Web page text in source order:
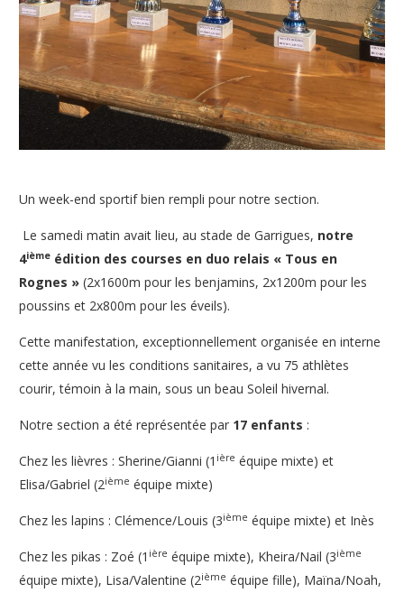
Un week-end sportif bien rempli pour notre section.
Le samedi matin avait lieu, au stade de Garrigues, notre
4ième édition des courses en duo relais « Tous en
Rognes » (2x1600m pour les benjamins, 2x1200m pour les
poussins et 2x800m pour les éveils).
Cette manifestation, exceptionnellement organisée en interne
cette année vu les conditions sanitaires, a vu 75 athlètes
courir, témoin à la main, sous un beau Soleil hivernal.
Notre section a été représentée par 17 enfants :
Chez les lièvres : Sherine/Gianni (1 ière équipe mixte) et
Elisa/Gabriel (2ième équipe mixte)
Chez les lapins : Clémence/Louis (3ième équipe mixte) et Inès
Chez les pikas : Zoé (1 ière équipe mixte), Kheira/Nail (3ième
équipe mixte), Lisa/Valentine (2ième équipe fille), Maïna/Noah,